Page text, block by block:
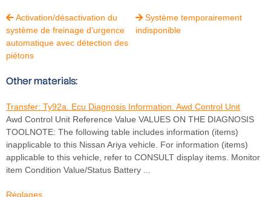
Activation/désactivation du
système de freinage d'urgence
automatique avec détection des
piétons
 Système temporairement
indisponible
Other materials:
Transfer: Ty92a. Ecu Diagnosis Information. Awd Control Unit
Awd Control Unit Reference Value VALUES ON THE DIAGNOSIS
TOOLNOTE: The following table includes information (items)
inapplicable to this Nissan Ariya vehicle. For information (items)
applicable to this vehicle, refer to CONSULT display items. Monitor
item Condition Value/Status Battery ...
Réglages